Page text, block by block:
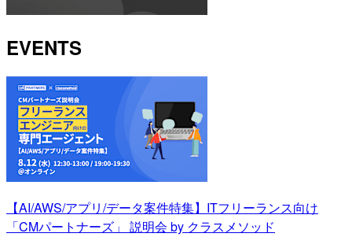
EVENTS
【AI/AWS/アプリ/データ案件特集】ITフリーランス向け
「CMパートナーズ」 説明会 by クラスメソッド